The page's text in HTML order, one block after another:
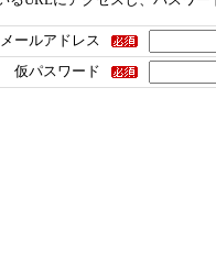
メールアドレス
仮パスワード